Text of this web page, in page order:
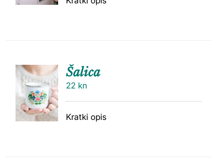
DODAJ
U
KOŠARI
CU
Šalica
22 kn
Kratki opis